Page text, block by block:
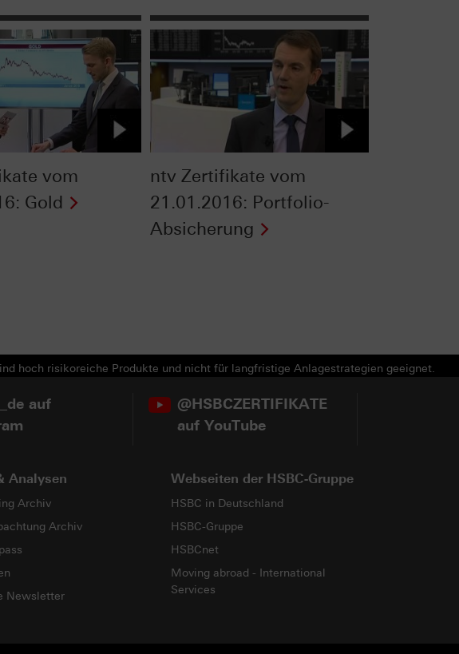
vom
Gold
ntv Zertifikate vom
21.01.2016: Portfolio-
Absicherung
hoch risikoreiche Produkte und nicht für langfristige Anlagestrategien geeignet.
auf
@HSBCZERTIFIKATE
auf YouTube
Analysen
Archiv
Archiv
Newsletter
Webseiten der HSBC-Gruppe
HSBC in Deutschland
HSBC-Gruppe
HSBCnet
Moving abroad - International
Services